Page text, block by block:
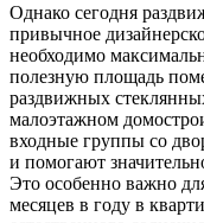
Однако сегодня
привычное
необходимо
полезную площадь
раздвижных
малоэтажном
входные группы со
и помогают
Это особенно важно
месяцев в году в